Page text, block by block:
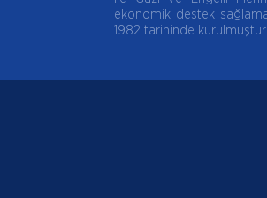
ekonomik destek
1982 tarihinde kurulmuştur.